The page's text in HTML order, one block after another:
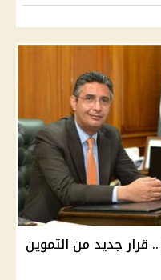
قرار جديد من التموين